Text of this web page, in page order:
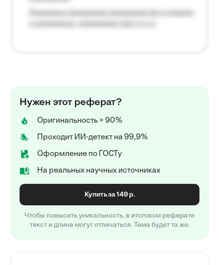
Нужен этот реферат?
Оригинальность > 90%
Проходит ИИ-детект на 99,9%
Оформление по ГОСТу
На реальных научных источниках
Купить за 149 р.
Чтобы повысить уникальность, в итоговом реферате
текст и длина могут отличаться. Тема будет та же.